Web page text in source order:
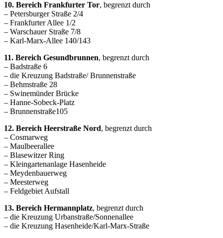
10. Bereich Frankfurter Tor, begrenzt durch
– Petersburger Straße 2/4
– Frankfurter Allee 1/2
– Warschauer Straße 7/8
– Karl-Marx-Allee 140/143
11. Bereich Gesundbrunnen, begrenzt durch
– Badstraße 6
– die Kreuzung Badstraße/ Brunnenstraße
– Behmstraße 28
– Swinemünder Brücke
– Hanne-Sobeck-Platz
– Brunnenstraße105
12. Bereich Heerstraße Nord, begrenzt durch
– Cosmarweg
– Maulbeerallee
– Blasewitzer Ring
– Kleingartenanlage Hasenheide
– Meydenbauerweg
– Meesterweg
– Feldgebiet Aufstall
13. Bereich Hermannplatz, begrenzt durch
– die Kreuzung Urbanstraße/Sonnenallee
– die Kreuzung Hasenheide/Karl-Marx-Straße